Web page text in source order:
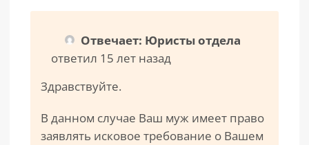
Отвечает: Юристы отдела
ответил 15 лет назад
Здравствуйте.
В данном случае Ваш муж имеет право
заявлять исковое требование о Вашем